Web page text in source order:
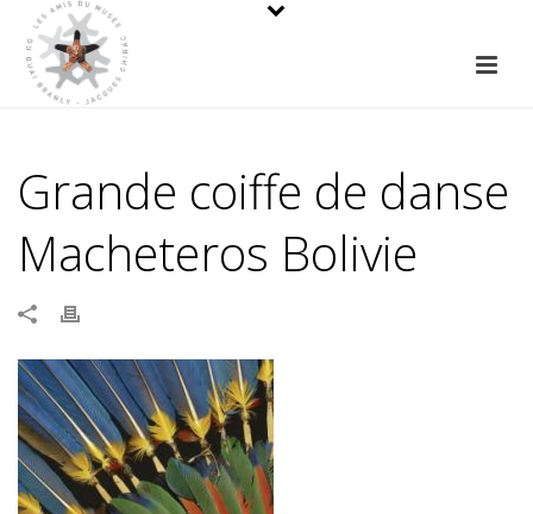
Grande coiffe de danse
Macheteros Bolivie